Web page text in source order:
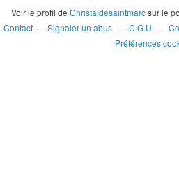
Voir le profil deChristaldesaintmarcsur le
Contact
Signaler un abus C.G.U.
Préférences